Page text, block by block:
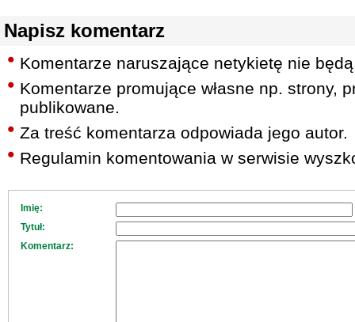
Napisz komentarz
Komentarze naruszające netykietę nie
Komentarze promujące własne np. strony,
publikowane.
Za treść komentarza odpowiada jego autor.
Regulamin komentowania w serwisie
Imię:
Tytuł:
Komentarz: